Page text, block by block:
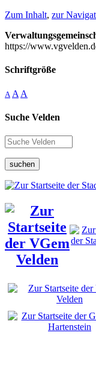
Zum Inhalt, zur
https://
Schriftgröße
A A A
Suche Velden
suchen